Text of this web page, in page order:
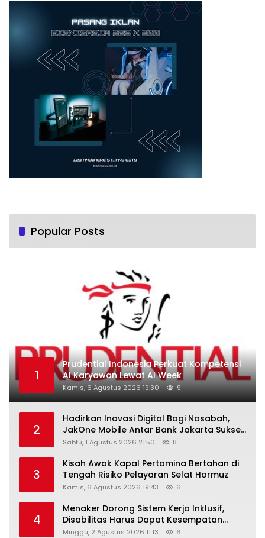
Popular Posts
1
Prudential Indonesia Perkuat Kompetensi
AI Karyawan Lewat AI Week
Kamis, 6 Agustus 2026 19:30 9
2
Hadirkan Inovasi Digital Bagi Nasabah,
JakOne Mobile Antar Bank Jakarta Sukses
Raih Digital Excellence Awards 2026
Sabtu, 1 Agustus 2026 21:50 8
3
Kisah Awak Kapal Pertamina Bertahan di
Tengah Risiko Pelayaran Selat Hormuz
Kamis, 6 Agustus 2026 19:43 6
4
Menaker Dorong Sistem Kerja Inklusif,
Disabilitas Harus Dapat Kesempatan
Setara
Minggu, 2 Agustus 2026 11:13 6